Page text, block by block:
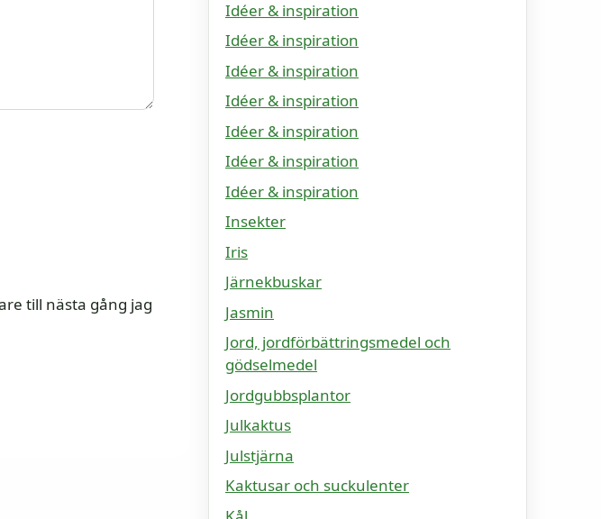
till nästa gång jag
Idéer & inspiration
Idéer & inspiration
Idéer & inspiration
Idéer & inspiration
Idéer & inspiration
Idéer & inspiration
Idéer & inspiration
Insekter
Iris
Järnekbuskar
Jasmin
Jord, jordförbättringsmedel och
gödselmedel
Jordgubbsplantor
Julkaktus
Julstjärna
Kaktusar och suckulenter